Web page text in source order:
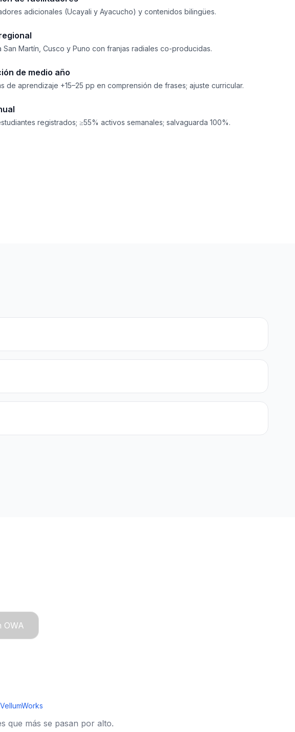
adicionales (Ucayali y Ayacucho) y contenidos bilingües.
San Martín, Cusco y Puno con franjas radiales co-producidas.
de medio año
de aprendizaje +15–25 pp en comprensión de frases; ajuste curricular.
registrados; ≥55% activos semanales; salvaguarda 100%.
OWA
VellumWorks
que más se pasan por alto.